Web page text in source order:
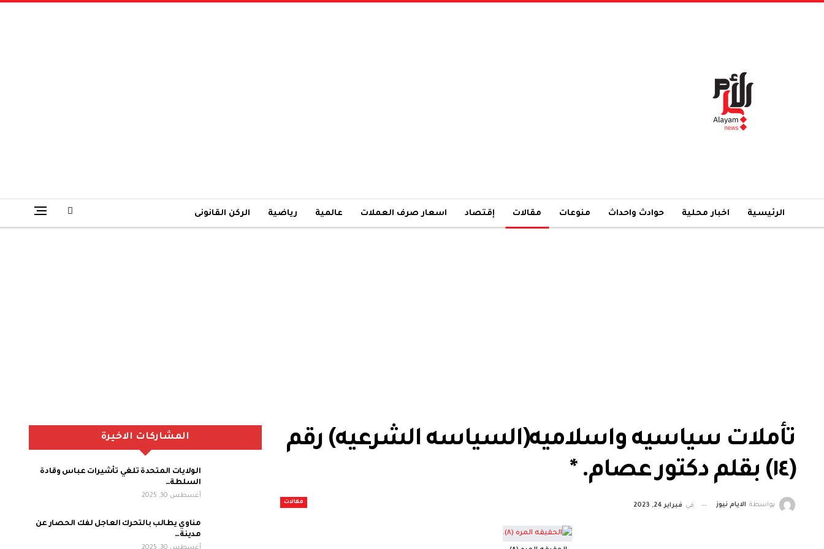
الرئيسية اخبار محلية حوادث واحداث منوعات مقالات إقتصاد اسعار صرف العملات عالمية رياضية الركن القانونى
تأملات سياسيه واسلاميه(السياسه الشرعيه) رقم
(١٤) بقلم دكتور عصام. *
مقالات بواسطة الايام نيوز في فبراير 24, 2023
المشاركات الاخيرة
الولايات المتحدة تلغي تأشيرات عباس وقادة
السلطة…
أغسطس 30, 2025
مناوي يطالب بالتحرك العاجل لفك الحصار عن
مدينة…